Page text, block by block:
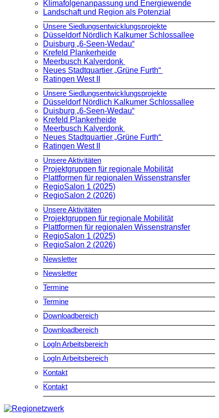
Klimafolgenanpassung und Energiewende
Landschaft und Region als Potenzial
Unsere Siedlungsentwicklungsprojekte
Düsseldorf Nördlich Kalkumer Schlossallee
Duisburg „6-Seen-Wedau“
Krefeld Plankerheide
Meerbusch Kalverdonk
Neues Stadtquartier „Grüne Furth“
Ratingen West II
Unsere Siedlungsentwicklungsprojekte
Düsseldorf Nördlich Kalkumer Schlossallee
Duisburg „6-Seen-Wedau“
Krefeld Plankerheide
Meerbusch Kalverdonk
Neues Stadtquartier „Grüne Furth“
Ratingen West II
Unsere Aktivitäten
Projektgruppen für regionale Mobilität
Plattformen für regionalen Wissenstransfer
RegioSalon 1 (2025)
RegioSalon 2 (2026)
Unsere Aktivitäten
Projektgruppen für regionale Mobilität
Plattformen für regionalen Wissenstransfer
RegioSalon 1 (2025)
RegioSalon 2 (2026)
Newsletter
Newsletter
Termine
Termine
Downloadbereich
Downloadbereich
LogIn Arbeitsbereich
LogIn Arbeitsbereich
Kontakt
Kontakt